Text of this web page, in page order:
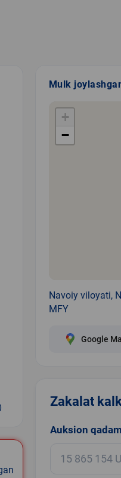
Mulk
+
−
Navoiy viloyati,
MFY
Google
Zakalat
Auksion